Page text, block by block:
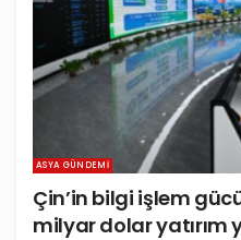
ASYA GÜNDEMI
Çin’in bilgi işlem
milyar dolar yatırım